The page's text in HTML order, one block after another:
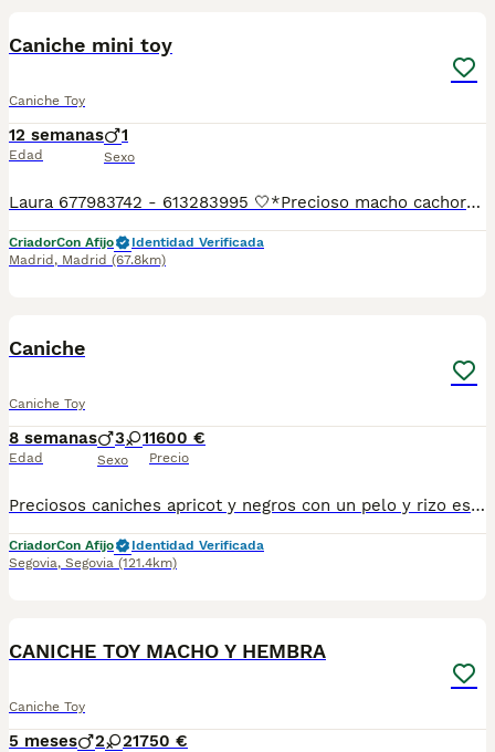
Caniche mini toy
Caniche Toy
12 semanas
Edad
1
Sexo
Laura 677983742 - 613283995 🤍*Precioso macho cachorro de Caniche mini toy , no llegara a los kilos de adulto tacita de te *🤍 ¿Buscas un nuevo compañero para tu hogar? ❤️ Tenemos preciosos cachorros listos para encontrar una familia responsable. ✅ Vacunados ✅ Desparasitados ✅ Cartilla sanitaria ✅ Garantías incluidas ✅ Máxima atención y cuidado Se hacen envíos a toda España: Andalucía: Almería, Cádiz, Córdoba, Granada, Huelva, Jaén, Málaga, Sevilla.Aragón: Huesca, Teruel, Zaragoza.Asturias: Oviedo.Baleares: Palma.Canarias: Las Palmas de Gran Canaria, Santa Cruz de Tenerife.Cantabria: Santander.Castilla-La Mancha: Albacete, Ciudad Real, Cuenca, Guadalajara, Toledo.Castilla y León: Ávila, Burgos, León, Palencia, Salamanca, Segovia, Soria, Valladolid, Zamora.Cataluña: Barcelona, Gerona (Girona), Lérida (Lleida), Tarragona.Comunidad Valenciana: Alicante, Castellón de la Plana, Valencia.Extremadura: Badajoz, Cáceres.Galicia: La Coruña (A Coruña), Lugo, Orense (Ourense), Pontevedra.La Rioja: Logroño.Madrid: Madrid.Murcia: Murcia.Navarra: Pamplona.País Vasco: Bilbao (Vizcaya), San Sebastián (Guipúzcoa), Vitoria (Álava). 🐾 Cachorros sanos, sociables y criados con mucho cariño. 📲 ¡Pregunta sin compromiso por disponibilidad, fotos y precios por mensaje privado!
CriadorCon Afijo
Identidad Verificada
Madrid , Madrid (67.8km)
Caniche
Caniche Toy
8 semanas
Edad
3 1
Sexo
1600 €
Precio
Preciosos caniches apricot y negros con un pelo y rizo especial . Ideales para alérgicos por su crecimiento continuo. Criados en ambientes familiar y responsable. Perritos sociales y alegres. Se pueden ver sin compromiso en nuestro de entrega. Núcleo zoológico propio y más de 15 años de experiencia en cría y selección. Se entregan con: ✔️vacunas acordes a su edad ✔️desparasitados ✔️cartilla de vacunación ✔️pasaporte y chip ✔️garantía sanitaria por escrito ✔️pack de pienso ✔️Transportin para su viaje Escríbenos 650132470/677031944
CriadorCon Afijo
Identidad Verificada
Segovia, Segovia (121.4km)
CANICHE TOY MACHO Y HEMBRA
Caniche Toy
5 meses 2 21750 €